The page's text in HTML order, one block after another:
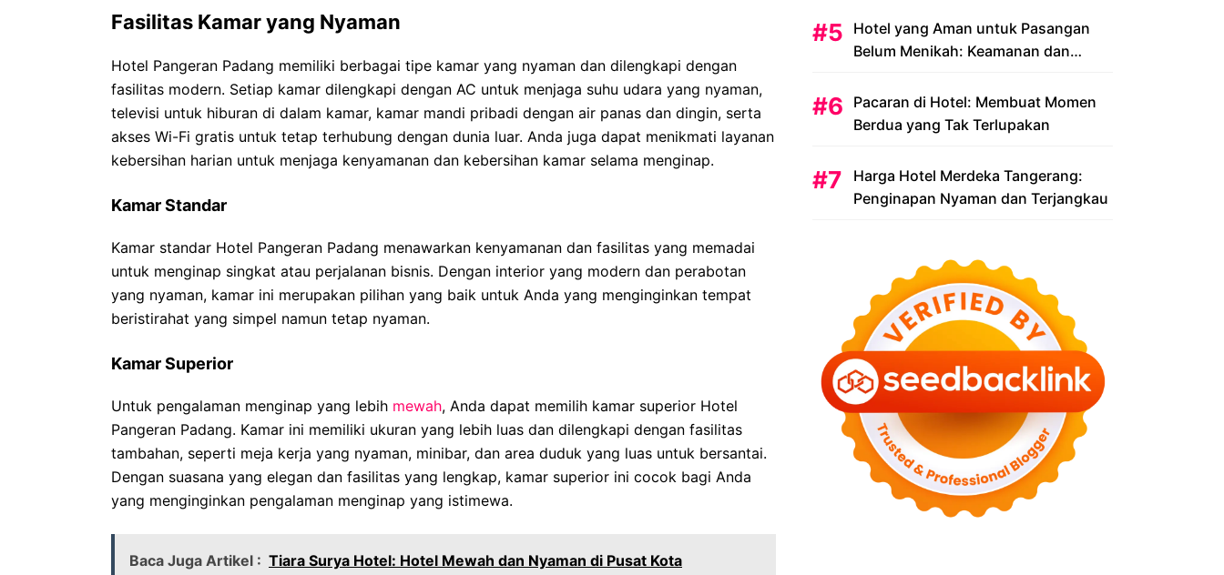
Fasilitas Kamar yang Nyaman
Hotel Pangeran Padang memiliki berbagai tipe kamar yang nyaman dan dilengkapi dengan
fasilitas modern. Setiap kamar dilengkapi dengan AC untuk menjaga suhu udara yang nyaman,
televisi untuk hiburan di dalam kamar, kamar mandi pribadi dengan air panas dan dingin, serta
akses Wi-Fi gratis untuk tetap terhubung dengan dunia luar. Anda juga dapat menikmati layanan
kebersihan harian untuk menjaga kenyamanan dan kebersihan kamar selama menginap.
Kamar Standar
Kamar standar Hotel Pangeran Padang menawarkan kenyamanan dan fasilitas yang memadai
untuk menginap singkat atau perjalanan bisnis. Dengan interior yang modern dan perabotan
yang nyaman, kamar ini merupakan pilihan yang baik untuk Anda yang menginginkan tempat
beristirahat yang simpel namun tetap nyaman.
Kamar Superior
Untuk pengalaman menginap yang lebih mewah, Anda dapat memilih kamar superior Hotel
Pangeran Padang. Kamar ini memiliki ukuran yang lebih luas dan dilengkapi dengan fasilitas
tambahan, seperti meja kerja yang nyaman, minibar, dan area duduk yang luas untuk bersantai.
Dengan suasana yang elegan dan fasilitas yang lengkap, kamar superior ini cocok bagi Anda
yang menginginkan pengalaman menginap yang istimewa.
Baca Juga Artikel : Tiara Surya Hotel: Hotel Mewah dan Nyaman di Pusat Kota
Hotel yang Aman untuk Pasangan
Belum Menikah: Keamanan dan
Pacaran di Hotel: Membuat Momen
Berdua yang Tak Terlupakan
Harga Hotel Merdeka Tangerang:
Penginapan Nyaman dan Terjangkau